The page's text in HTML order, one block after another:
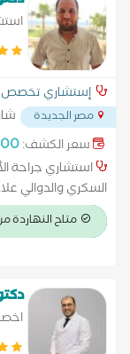
رينو
إستشاري تخصص
مصر الجديدة
سعر الكشف:
استشاري جراحة
السكري والدوالي
حقن). علاج الجلطات
التعامل مع النزيف
حالات نقص التروية
متاح النهاردة من 5:00
و